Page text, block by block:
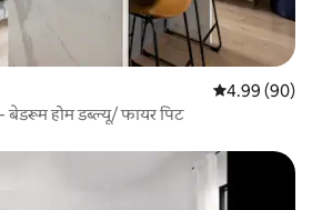
औसत रेटिंग 5 में
4.99 (90)
बेडरूम होम डब्ल्यू/ फायर पिट